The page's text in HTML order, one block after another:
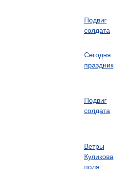
Подвиг
солдата
Сегодня
праздник
Подвиг
солдата
Ветры
Куликова
поля